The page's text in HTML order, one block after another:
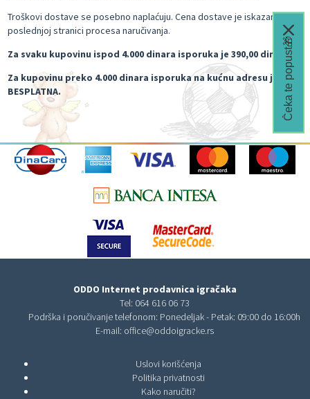
Troškovi dostave se posebno naplaćuju. Cena dostave je iskazana na
poslednjoj stranici procesa naručivanja.
Za svaku kupovinu ispod 4.000 dinara isporuka je 390,00 dinara.
Za kupovinu preko 4.000 dinara isporuka na kućnu adresu je
BESPLATNA.
ODDO Internet prodavnica igračaka
Tel: 064 616 06 73
Podrška i poručivanje telefonom: Ponedeljak - Petak: 09:00 do 16:00h
E-mail: office@oddoigracke.rs
Uslovi korišćenja
Politika privatnosti
Kako naručiti?
Čeka te popust🎁